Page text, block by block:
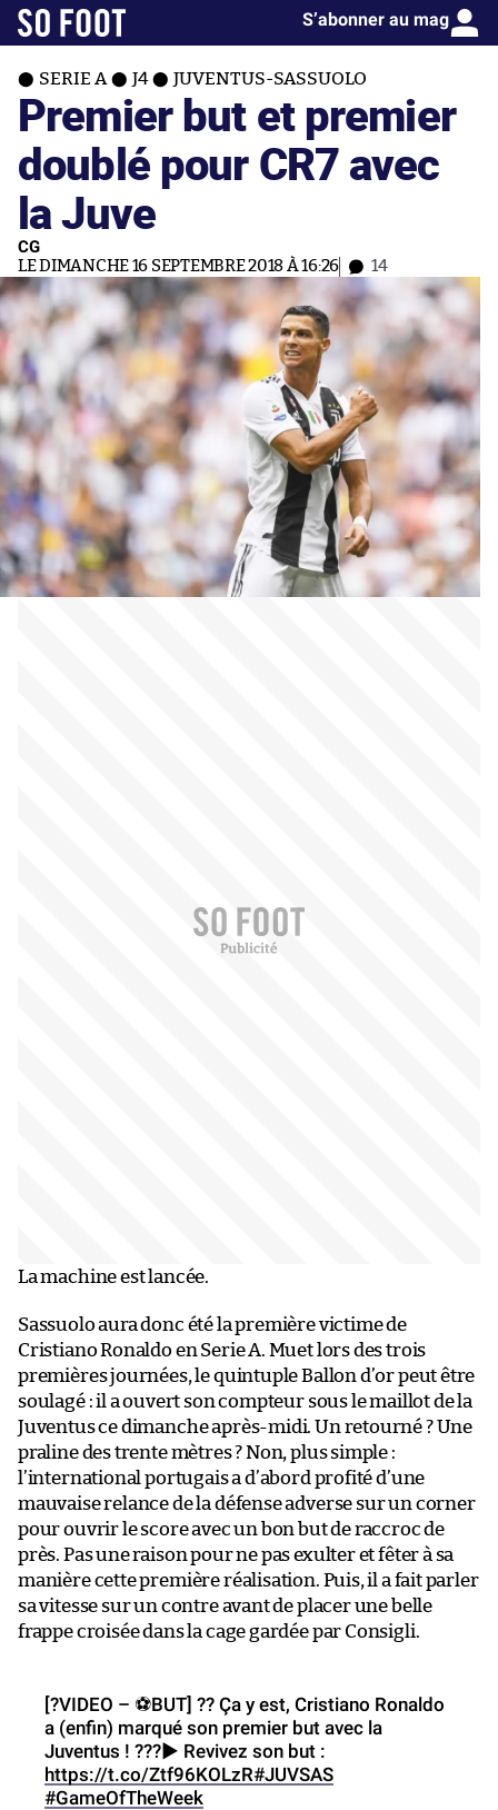
S’abonner au mag
SERIE A J4 JUVENTUS-SASSUOLO
Premier but et premier
doublé pour CR7 avec
la Juve
CG
LE DIMANCHE 16 SEPTEMBRE 2018 À 16:26 14
La machine est lancée.
Sassuolo aura donc été la première victime de
Cristiano Ronaldo en Serie A. Muet lors des trois
premières journées, le quintuple Ballon d’or peut être
soulagé : il a ouvert son compteur sous le maillot de la
Juventus ce dimanche après-midi. Un retourné ? Une
praline des trente mètres ? Non, plus simple :
l’international portugais a d’abord profité d’une
mauvaise relance de la défense adverse sur un corner
pour ouvrir le score avec un bon but de raccroc de
près. Pas une raison pour ne pas exulter et fêter à sa
manière cette première réalisation. Puis, il a fait parler
sa vitesse sur un contre avant de placer une belle
frappe croisée dans la cage gardée par Consigli.
[?️VIDEO – ⚽️BUT] ?? Ça y est, Cristiano Ronaldo
a (enfin) marqué son premier but avec la
Juventus ! ???▶️ Revivez son but :
https://t.co/Ztf96KOLzR#JUVSAS
#GameOfTheWeek